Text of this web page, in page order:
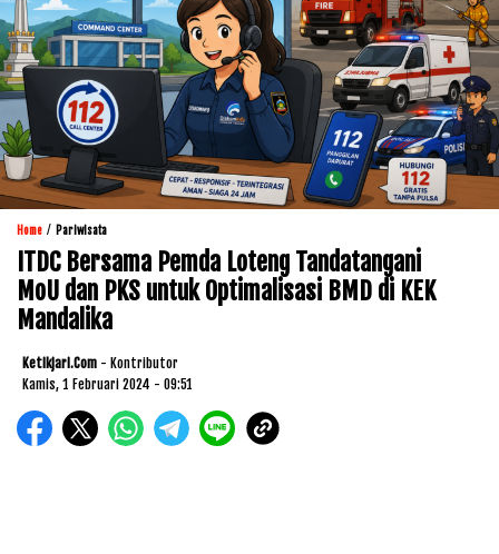
Home / Pariwisata
ITDC Bersama Pemda Loteng Tandatangani
MoU dan PKS untuk Optimalisasi BMD di KEK
Mandalika
Ketikjari.com - Kontributor
Kamis, 1 Februari 2024 - 09:51